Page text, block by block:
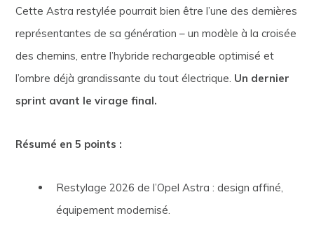
Cette Astra restylée pourrait bien être l’une des dernières
représentantes de sa génération – un modèle à la croisée
des chemins, entre l’hybride rechargeable optimisé et
l’ombre déjà grandissante du tout électrique. Un dernier
sprint avant le virage final.
Résumé en 5 points :
Restylage 2026 de l’Opel Astra : design affiné,
équipement modernisé.